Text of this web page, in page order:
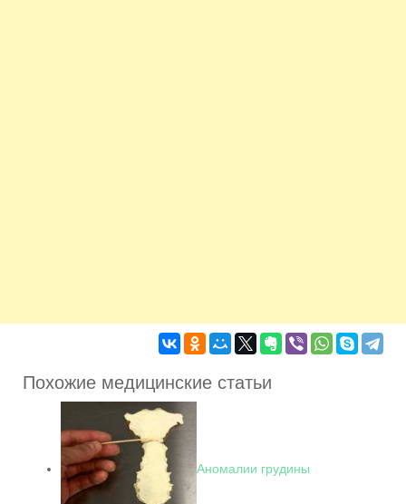
Похожие медицинские статьи
Аномалии грудины